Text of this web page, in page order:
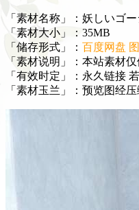
「素材名称」：妖しいゴ
「素材大小」：35MB
「储存形式」： 百度网盘
「素材说明」：本站素材
「有效时定」：永久链接
「素材玉兰」：预览图经